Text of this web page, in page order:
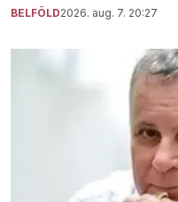
BELFÖLD2026. aug. 7. 20:27